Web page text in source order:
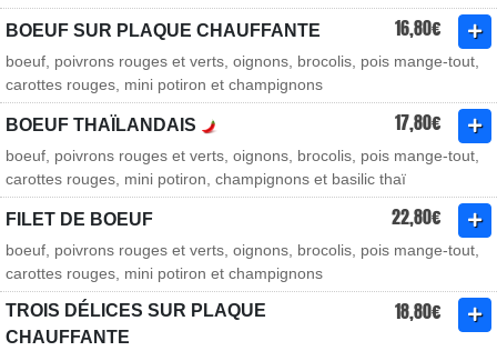
BOEUF SUR PLAQUE CHAUFFANTE 16,80€
boeuf, poivrons rouges et verts, oignons, brocolis, pois mange-tout,
carottes rouges, mini potiron et champignons
BOEUF THAÏLANDAIS 17,80€
boeuf, poivrons rouges et verts, oignons, brocolis, pois mange-tout,
carottes rouges, mini potiron, champignons et basilic thaï
FILET DE BOEUF 22,80€
boeuf, poivrons rouges et verts, oignons, brocolis, pois mange-tout,
carottes rouges, mini potiron et champignons
TROIS DÉLICES SUR PLAQUE
CHAUFFANTE
18,80€